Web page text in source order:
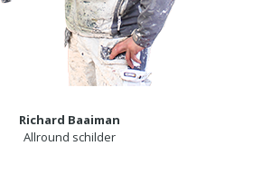
Richard Baaiman
Allround schilder